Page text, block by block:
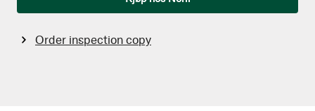
Order inspection copy